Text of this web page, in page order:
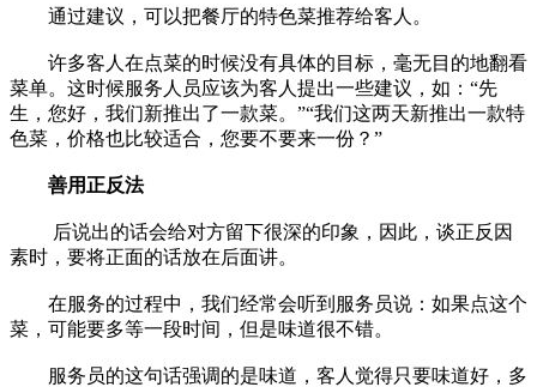
通过建议，可以把餐厅的特色菜推荐给客人。
许多客人在点菜的时候没有具体的目标，毫无目的地翻看
菜单。这时候服务人员应该为客人提出一些建议，如：“先
生，您好，我们新推出了一款菜。”“我们这两天新推出一款特
色菜，价格也比较适合，您要不要来一份？”
善用正反法
后说出的话会给对方留下很深的印象，因此，谈正反因
素时，要将正面的话放在后面讲。
在服务的过程中，我们经常会听到服务员说：如果点这个
菜，可能要多等一段时间，但是味道很不错。
服务员的这句话强调的是味道，客人觉得只要味道好，多